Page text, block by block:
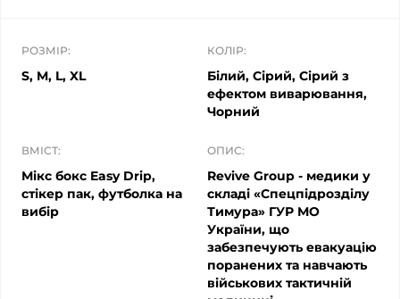
РОЗМІР:
S, M, L, XL
КОЛІР:
Білий, Сірий, Сірий з
ефектом виварювання,
Чорний
ВМІСТ:
Мікс бокс Easy Drip,
стікер пак, футболка на
вибір
ОПИС:
Revive Group - медики у
складі «Спецпідрозділу
Тимура» ГУР МО
України, що
забезпечують евакуацію
поранених та навчають
військових тактичній